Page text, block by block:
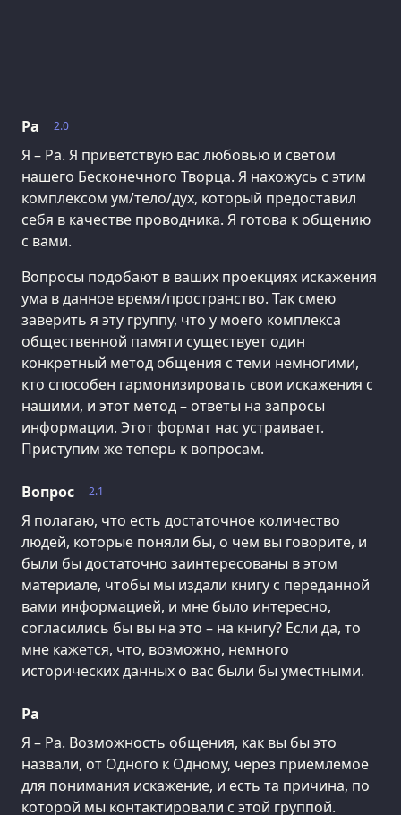
2.0
Ра
Я – Ра. Я приветствую вас любовью и светом
нашего Бесконечного Творца. Я нахожусь с этим
комплексом ум/тело/дух, который предоставил
себя в качестве проводника. Я готова к общению
с вами.
Вопросы подобают в ваших проекциях искажения
ума в данное время/пространство. Так смею
заверить я эту группу, что у моего комплекса
общественной памяти существует один
конкретный метод общения с теми немногими,
кто способен гармонизировать свои искажения с
нашими, и этот метод – ответы на запросы
информации. Этот формат нас устраивает.
Приступим же теперь к вопросам.
2.1
Вопрос
Я полагаю, что есть достаточное количество
людей, которые поняли бы, о чем вы говорите, и
были бы достаточно заинтересованы в этом
материале, чтобы мы издали книгу с переданной
вами информацией, и мне было интересно,
согласились бы вы на это – на книгу? Если да, то
мне кажется, что, возможно, немного
исторических данных о вас были бы уместными.
Ра
Я – Ра. Возможность общения, как вы бы это
назвали, от Одного к Одному, через приемлемое
для понимания искажение, и есть та причина, по
которой мы контактировали с этой группой.